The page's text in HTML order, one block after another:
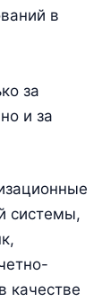
в
за
и за
системы,
качестве